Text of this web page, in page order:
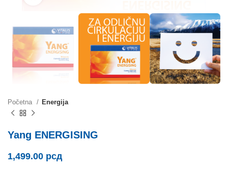
Početna Energija
Yang ENERGISING
1,499.00 рсд